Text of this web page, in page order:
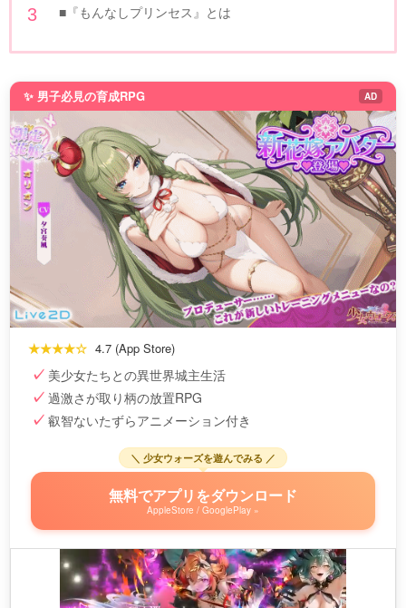
■『もんなしプリンセス』とは
✨ 男子必見の育成RPG AD
★★★★☆ 4.7 (App Store)
美少女たちとの異世界城主生活
過激さが取り柄の放置RPG
叡智ないたずらアニメーション付き
＼ 少女ウォーズを遊んでみる ／
無料でアプリをダウンロード
AppleStore / GooglePlay »